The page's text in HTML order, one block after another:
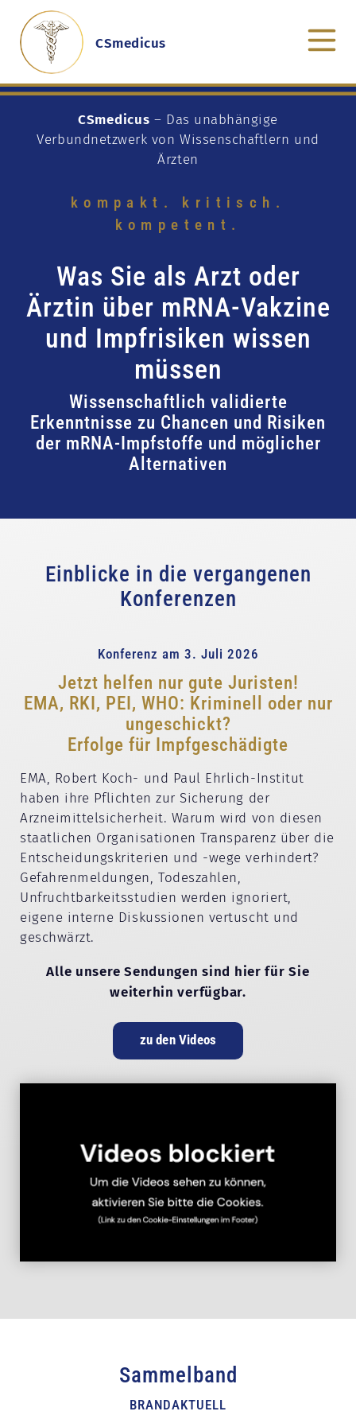
CSmedicus
CSmedicus – Das unabhängige
Verbundnetzwerk von Wissenschaftlern und
Ärzten
kompakt. kritisch.
kompetent.
Was Sie als Arzt oder
Ärztin über mRNA-Vakzine
und Impfrisiken wissen
müssen
Wissenschaftlich validierte
Erkenntnisse zu Chancen und Risiken
der mRNA-Impfstoffe und möglicher
Alternativen
Einblicke in die vergangenen
Konferenzen
Konferenz am 3. Juli 2026
Jetzt helfen nur gute Juristen!
EMA, RKI, PEI, WHO: Kriminell oder nur
ungeschickt?
Erfolge für Impfgeschädigte
EMA, Robert Koch- und Paul Ehrlich-Institut
haben ihre Pflichten zur Sicherung der
Arzneimittelsicherheit. Warum wird von diesen
staatlichen Organisationen Transparenz über die
Entscheidungskriterien und -wege verhindert?
Gefahrenmeldungen, Todeszahlen,
Unfruchtbarkeitsstudien werden ignoriert,
eigene interne Diskussionen vertuscht und
geschwärzt.
Alle unsere Sendungen sind hier für Sie
weiterhin verfügbar.
zu den Videos
Sammelband
BRANDAKTUELL